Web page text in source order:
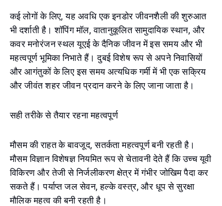
कई लोगों के लिए, यह अवधि एक इनडोर जीवनशैली की शुरुआत
भी दर्शाती है। शॉपिंग मॉल, वातानुकूलित सामुदायिक स्थान, और
कवर मनोरंजन स्थल यूएई के दैनिक जीवन में इस समय और भी
महत्वपूर्ण भूमिका निभाते हैं। दुबई विशेष रूप से अपने निवासियों
और आगंतुकों के लिए इस समय अत्यधिक गर्मी में भी एक सक्रिय
और जीवंत शहर जीवन प्रदान करने के लिए जाना जाता है।
सही तरीके से तैयार रहना महत्वपूर्ण
मौसम की राहत के बावजूद, सतर्कता महत्वपूर्ण बनी रहती है।
मौसम विज्ञान विशेषज्ञ नियमित रूप से चेतावनी देते हैं कि उच्च यूवी
विकिरण और तेजी से निर्जलीकरण क्षेत्र में गंभीर जोखिम पैदा कर
सकते हैं। पर्याप्त जल सेवन, हल्के वस्त्र, और धूप से सुरक्षा
मौलिक महत्व की बनी रहती है।